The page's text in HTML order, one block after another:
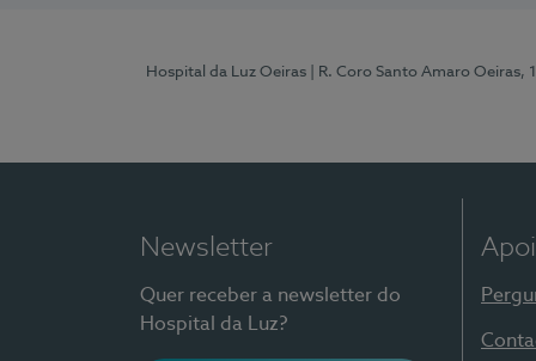
Hospital da Luz Oeiras | R. Coro Santo Amaro Oeiras,
Newsletter
Quer receber a newsletter do
Hospital da Luz?